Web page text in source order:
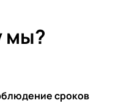
мы?
сроков